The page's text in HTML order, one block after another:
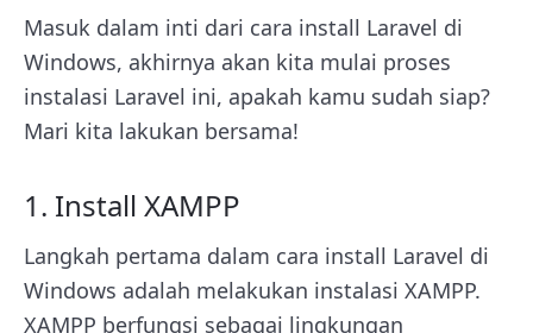
Masuk dalam inti dari cara install Laravel di
Windows, akhirnya akan kita mulai proses
instalasi Laravel ini, apakah kamu sudah siap?
Mari kita lakukan bersama!
1. Install XAMPP
Langkah pertama dalam cara install Laravel di
Windows adalah melakukan instalasi XAMPP.
XAMPP berfungsi sebagai lingkungan